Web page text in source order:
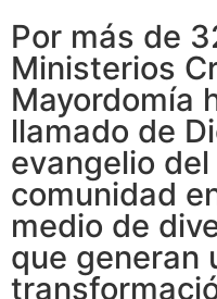
Por más de
Ministerios
Mayordomía
llamado de
evangelio del
comunidad
medio de
que generan